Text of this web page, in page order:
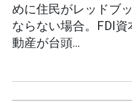
めに住民がレッドブ
ならない場合。FDI
動産が台頭...